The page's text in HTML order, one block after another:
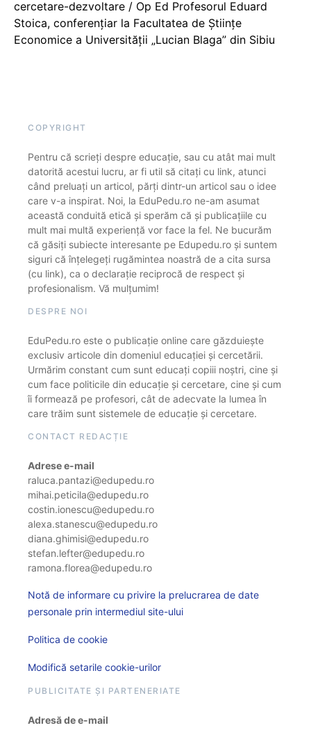
cercetare-dezvoltare / Op Ed Profesorul Eduard
Stoica, conferențiar la Facultatea de Științe
Economice a Universității „Lucian Blaga” din Sibiu
COPYRIGHT
Pentru că scrieți despre educație, sau cu atât mai mult
datorită acestui lucru, ar fi util să citați cu link, atunci
când preluați un articol, părți dintr-un articol sau o idee
care v-a inspirat. Noi, la EduPedu.ro ne-am asumat
această conduită etică și sperăm că și publicațiile cu
mult mai multă experiență vor face la fel. Ne bucurăm
că găsiți subiecte interesante pe Edupedu.ro și suntem
siguri că înțelegeți rugămintea noastră de a cita sursa
(cu link), ca o declarație reciprocă de respect și
profesionalism. Vă mulțumim!
DESPRE NOI
EduPedu.ro este o publicație online care găzduiește
exclusiv articole din domeniul educației și cercetării.
Urmărim constant cum sunt educați copiii noștri, cine și
cum face politicile din educație și cercetare, cine și cum
îi formează pe profesori, cât de adecvate la lumea în
care trăim sunt sistemele de educație și cercetare.
CONTACT REDACȚIE
Adrese e-mail
raluca.pantazi@edupedu.ro
mihai.peticila@edupedu.ro
costin.ionescu@edupedu.ro
alexa.stanescu@edupedu.ro
diana.ghimisi@edupedu.ro
stefan.lefter@edupedu.ro
ramona.florea@edupedu.ro
Notă de informare cu privire la prelucrarea de date
personale prin intermediul site-ului
Politica de cookie
Modifică setarile cookie-urilor
PUBLICITATE ȘI PARTENERIATE
Adresă de e-mail